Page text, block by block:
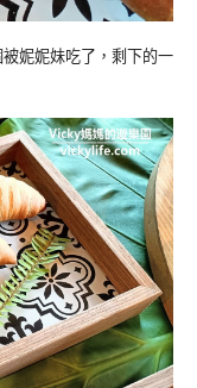
妮妮妹吃了，剩下的一